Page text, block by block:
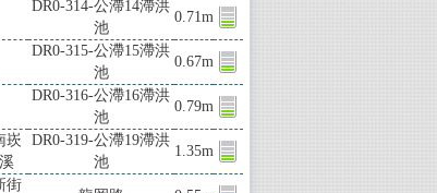
DR0-314-公滯14滯洪
池
0.71m
DR0-315-公滯15滯洪
池
0.67m
DR0-316-公滯16滯洪
池
0.79m
崁
溪
DR0-319-公滯19滯洪
池
1.35m
街